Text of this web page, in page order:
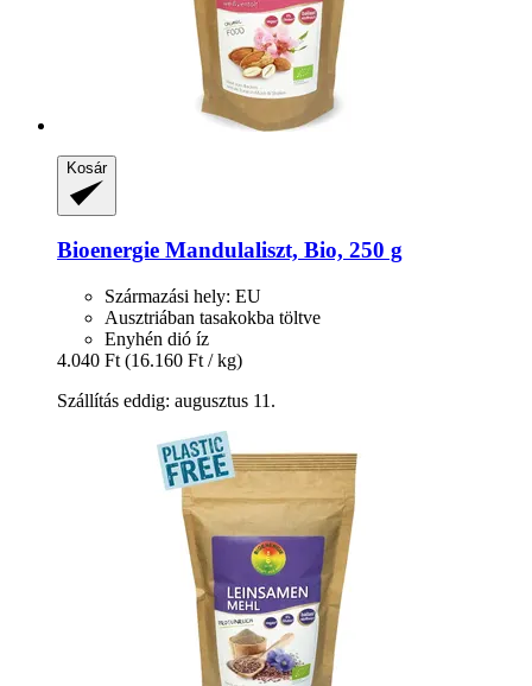
Kosár
Bioenergie Mandulaliszt, Bio, 250 g
Származási hely: EU
Ausztriában tasakokba töltve
Enyhén dió íz
4.040 Ft (16.160 Ft / kg)
Szállítás eddig: augusztus 11.